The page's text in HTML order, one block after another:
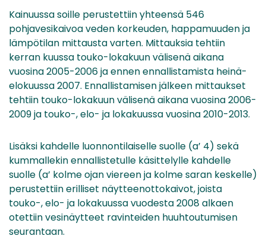
Kainuussa soille perustettiin yhteensä 546
pohjavesikaivoa veden korkeuden, happamuuden ja
lämpötilan mittausta varten. Mittauksia tehtiin
kerran kuussa touko-lokakuun välisenä aikana
vuosina 2005-2006 ja ennen ennallistamista heinä-
elokuussa 2007. Ennallistamisen jälkeen mittaukset
tehtiin touko-lokakuun välisenä aikana vuosina 2006-
2009 ja touko-, elo- ja lokakuussa vuosina 2010-2013.
Lisäksi kahdelle luonnontilaiselle suolle (a’ 4) sekä
kummallekin ennallistetulle käsittelylle kahdelle
suolle (a’ kolme ojan viereen ja kolme saran keskelle)
perustettiin erilliset näytteenottokaivot, joista
touko-, elo- ja lokakuussa vuodesta 2008 alkaen
otettiin vesinäytteet ravinteiden huuhtoutumisen
seurantaan.